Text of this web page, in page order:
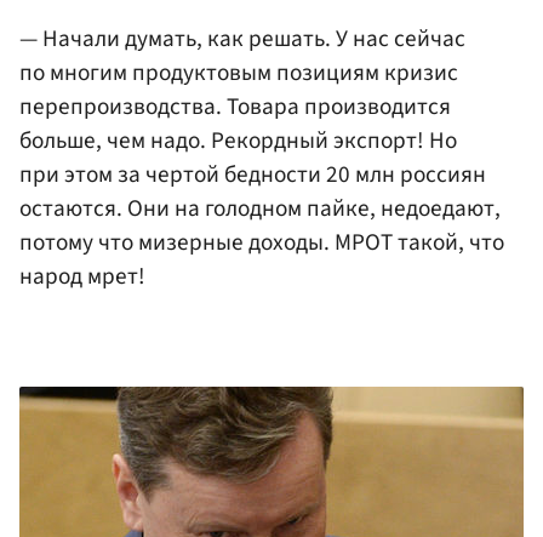
— Начали думать, как решать. У нас сейчас
по многим продуктовым позициям кризис
перепроизводства. Товара производится
больше, чем надо. Рекордный экспорт! Но
при этом за чертой бедности 20 млн россиян
остаются. Они на голодном пайке, недоедают,
потому что мизерные доходы. МРОТ такой, что
народ мрет!